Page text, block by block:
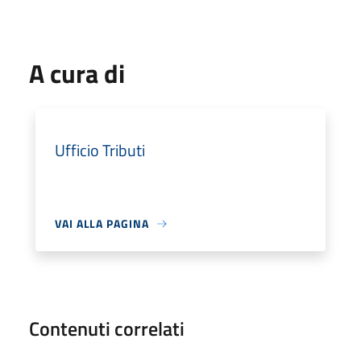
A cura di
Ufficio Tributi
VAI ALLA PAGINA
Contenuti correlati